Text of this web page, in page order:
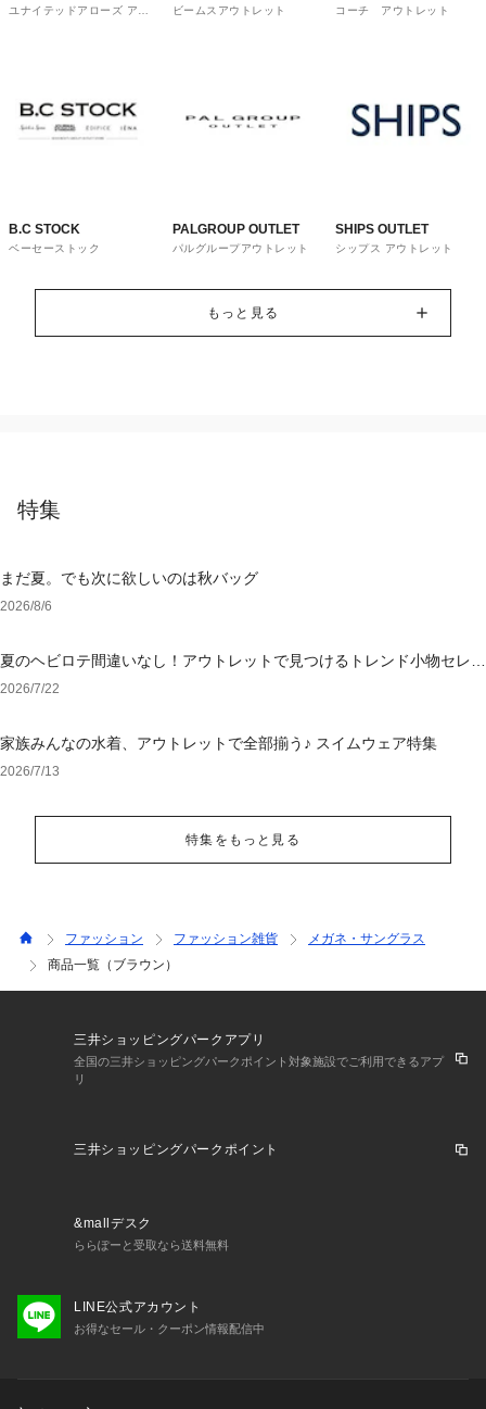
OUTLET
ユナイテッドアローズ アウ
ビームスアウトレット コーチ アウトレット
B.C STOCK
ベーセーストック
PALGROUP OUTLET
パルグループアウトレット
SHIPS OUTLET
シップス アウトレット
もっと見る
特集
まだ夏。でも次に欲しいのは秋バッグ
2026/8/6
夏のヘビロテ間違いなし！アウトレットで見つけるトレンド小物セレク
ション
2026/7/22
家族みんなの水着、アウトレットで全部揃う♪ スイムウェア特集
2026/7/13
特集をもっと見る
ファッション ファッション雑貨
メガネ・サングラス
商品一覧（ブラウン）
三井ショッピングパークアプリ
全国の三井ショッピングパークポイント対象施設でご利用できるアプ
リ
三井ショッピングパークポイント
&mallデスク
ららぽーと受取なら送料無料
LINE公式アカウント
お得なセール・クーポン情報配信中